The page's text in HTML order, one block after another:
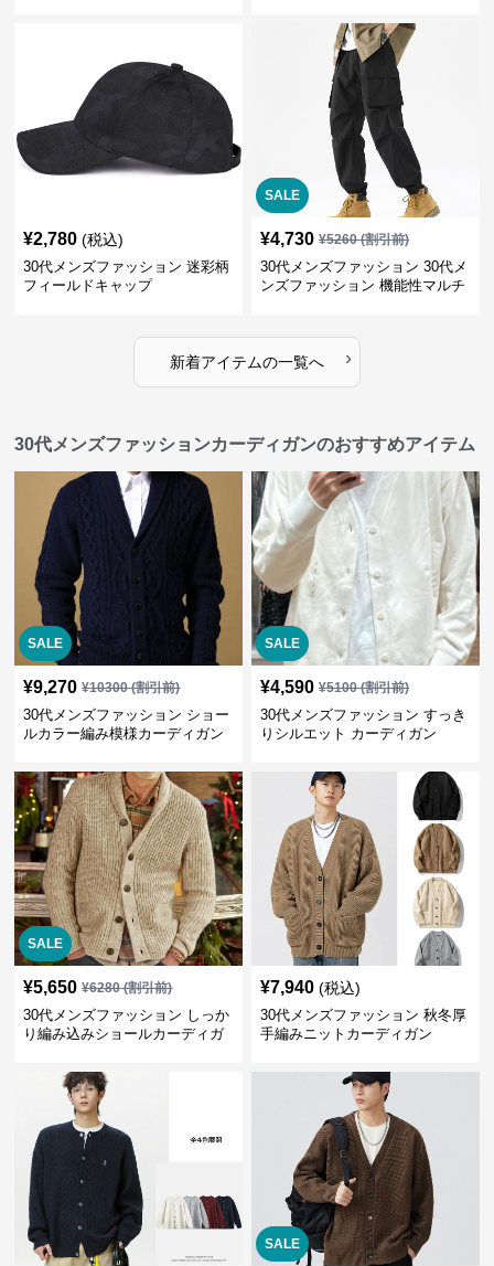
¥2,780 (税込)
30代メンズファッション 迷彩柄
フィールドキャップ
SALE
¥4,730 ¥5260(割引前)
30代メンズファッション 30代メ
ンズファッション 機能性マルチ
新着アイテムの一覧へ ›
30代メンズファッションカーディガンのおすすめアイテム
SALE
¥9,270 ¥10300(割引前)
30代メンズファッション ショー
ルカラー編み模様カーディガン
SALE
¥4,590 ¥5100(割引前)
30代メンズファッション すっき
りシルエット カーディガン
SALE
¥5,650 ¥6280(割引前)
30代メンズファッション しっか
り編み込みショールカーディガ
¥7,940 (税込)
30代メンズファッション 秋冬厚
手編みニットカーディガン
SALE